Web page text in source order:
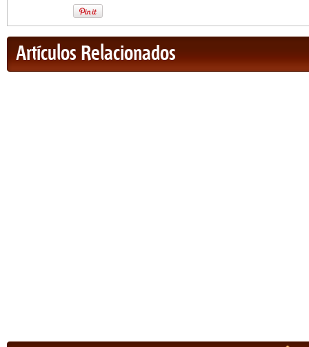
Artículos Relacionados